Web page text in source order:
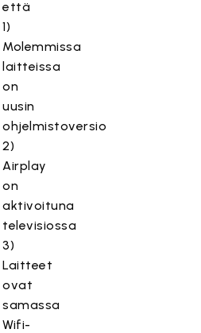
että
1)
Molemmissa
laitteissa
on
uusin
ohjelmistoversio
2)
Airplay
on
aktivoituna
televisiossa
3)
Laitteet
ovat
samassa
Wifi-